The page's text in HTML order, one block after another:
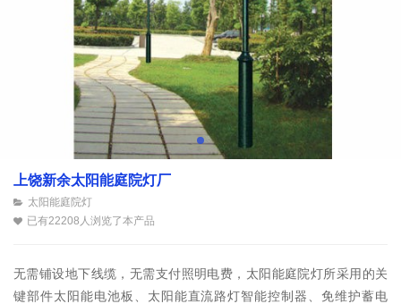
上饶新余太阳能庭院灯厂
太阳能庭院灯
已有22208人浏览了本产品
无需铺设地下线缆，无需支付照明电费，太阳能庭院灯所采用的关
键部件太阳能电池板、太阳能直流路灯智能控制器、免维护蓄电